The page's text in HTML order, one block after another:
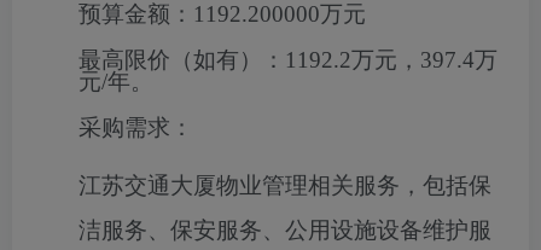
预算金额： 1192.200000万元
最高限价（如有）： 1192.2万元，397.4万
元/年。
采购需求：
江苏交通大厦物业管理相关服务，包括保
洁服务、保安服务、公用设施设备维护服